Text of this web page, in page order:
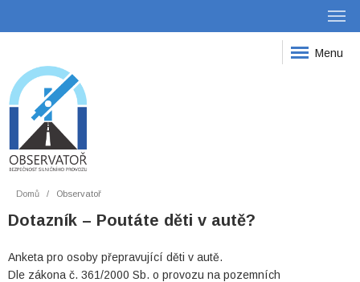
Menu
Domů Observatoř
Dotazník – Poutáte děti v autě?
Anketa pro osoby přepravující děti v autě.
Dle zákona č. 361/2000 Sb. o provozu na pozemních